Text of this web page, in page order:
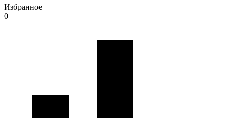
Избранное
0